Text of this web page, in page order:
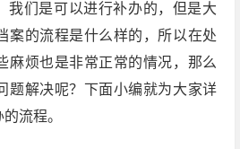
我们是可以进行补办的，但是大
案的流程是什么样的，所以在处
麻烦也是非常正常的情况，那么
题解决呢？下面小编就为大家详
流程。